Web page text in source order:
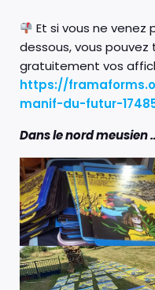
Et si vous ne venez
dessous, vous
gratuitement vos
https://
manif-du-futur-
Dans le nord meusien